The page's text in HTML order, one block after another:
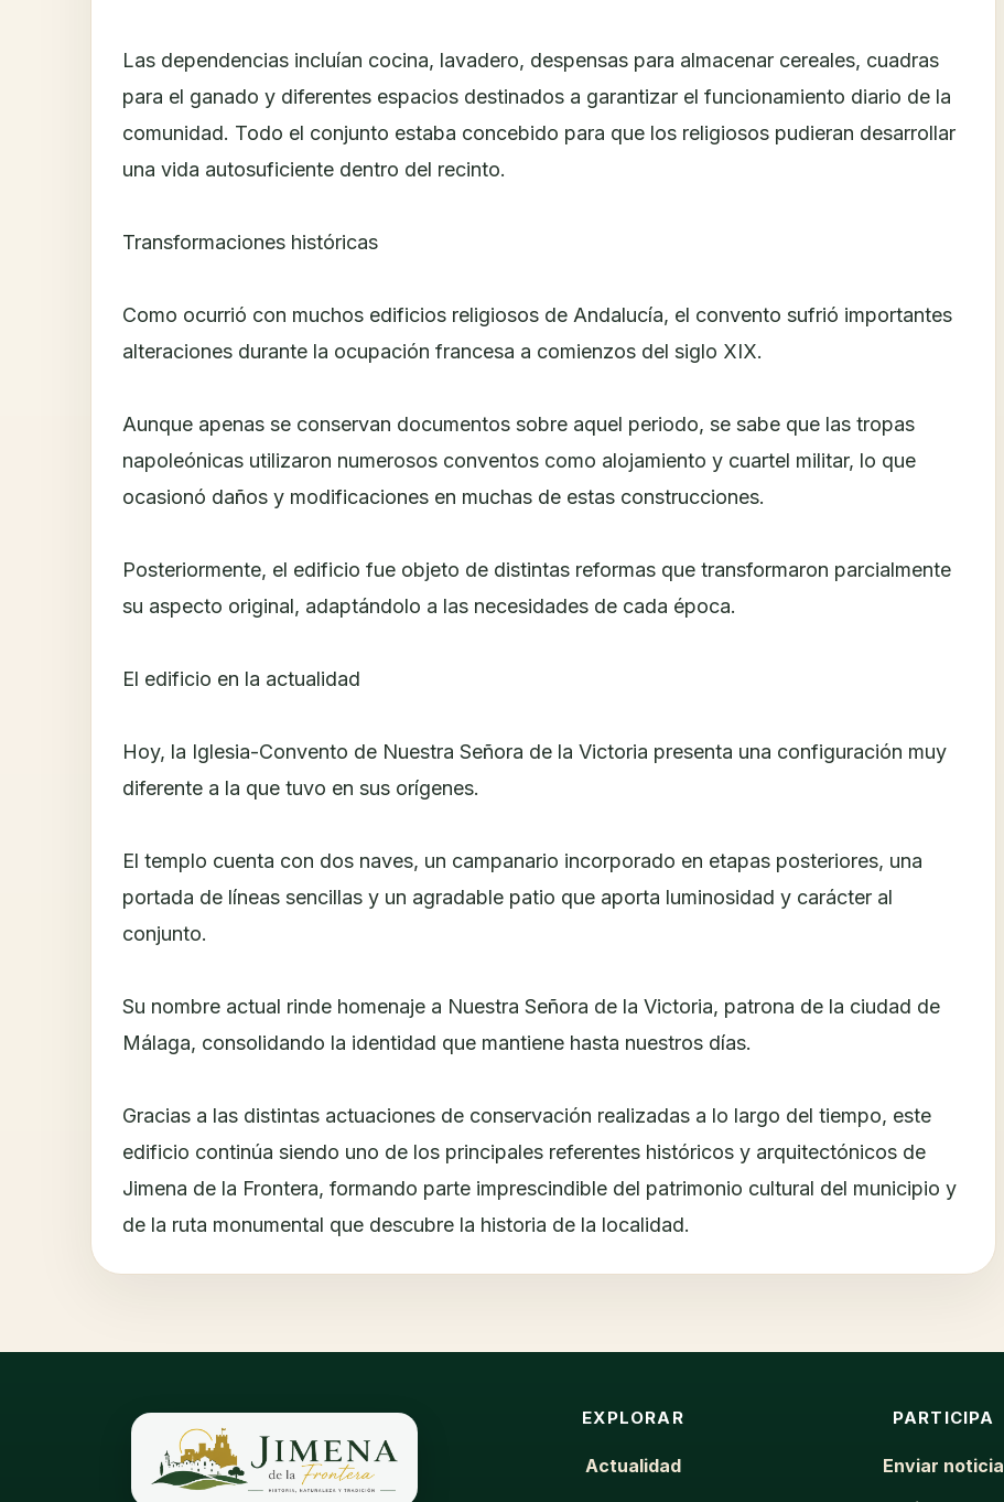
Las dependencias incluían cocina, lavadero, despensas para almacenar cereales, cuadras
para el ganado y diferentes espacios destinados a garantizar el funcionamiento diario de la
comunidad. Todo el conjunto estaba concebido para que los religiosos pudieran desarrollar
una vida autosuficiente dentro del recinto.
Transformaciones históricas
Como ocurrió con muchos edificios religiosos de Andalucía, el convento sufrió importantes
alteraciones durante la ocupación francesa a comienzos del siglo XIX.
Aunque apenas se conservan documentos sobre aquel periodo, se sabe que las tropas
napoleónicas utilizaron numerosos conventos como alojamiento y cuartel militar, lo que
ocasionó daños y modificaciones en muchas de estas construcciones.
Posteriormente, el edificio fue objeto de distintas reformas que transformaron parcialmente
su aspecto original, adaptándolo a las necesidades de cada época.
El edificio en la actualidad
Hoy, la Iglesia-Convento de Nuestra Señora de la Victoria presenta una configuración muy
diferente a la que tuvo en sus orígenes.
El templo cuenta con dos naves, un campanario incorporado en etapas posteriores, una
portada de líneas sencillas y un agradable patio que aporta luminosidad y carácter al
conjunto.
Su nombre actual rinde homenaje a Nuestra Señora de la Victoria, patrona de la ciudad de
Málaga, consolidando la identidad que mantiene hasta nuestros días.
Gracias a las distintas actuaciones de conservación realizadas a lo largo del tiempo, este
edificio continúa siendo uno de los principales referentes históricos y arquitectónicos de
Jimena de la Frontera, formando parte imprescindible del patrimonio cultural del municipio y
de la ruta monumental que descubre la historia de la localidad.
EXPLORAR
Actualidad
PARTICIPA
Enviar noticia